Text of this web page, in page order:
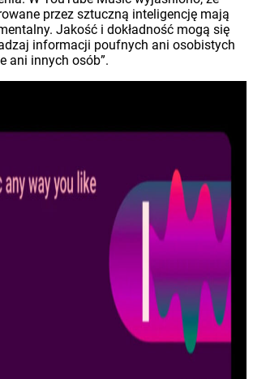
przez sztuczną inteligencję mają
Jakość i dokładność mogą się
informacji poufnych ani osobistych
ani innych osób”.